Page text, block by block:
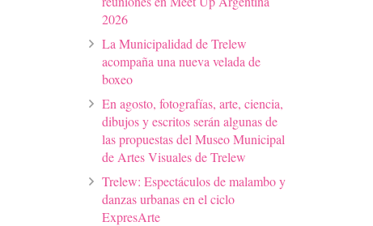
2026
La Municipalidad de Trelew
acompaña una nueva velada de
boxeo
En agosto, fotografías, arte, ciencia,
dibujos y escritos serán algunas de
las propuestas del Museo Municipal
de Artes Visuales de Trelew
Trelew: Espectáculos de malambo y
danzas urbanas en el ciclo
ExpresArte